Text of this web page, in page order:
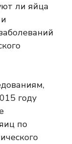
ли яйца
году
по